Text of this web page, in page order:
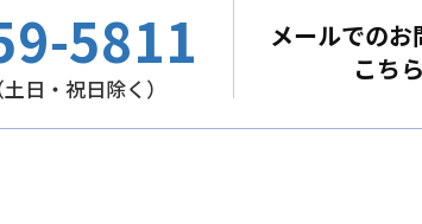
5811
日・祝日除く）
メールでの
こち